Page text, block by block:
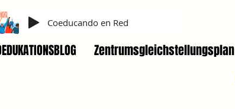
Zentrumsgleichstellungsplan
Coeducando en Red